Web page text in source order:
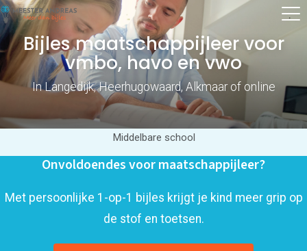
Bijles maatschappijleer voor
vmbo, havo en vwo
In Langedijk, Heerhugowaard, Alkmaar of online
Middelbare school
Onvoldoendes voor maatschappijleer?
Met persoonlijke 1-op-1 bijles krijgt je kind meer grip op
de stof en toetsen.